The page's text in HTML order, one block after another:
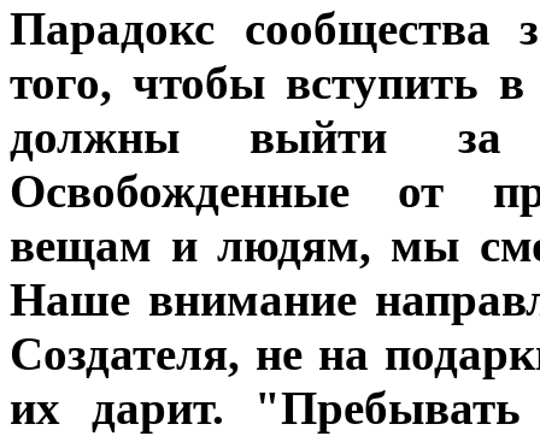
Парадокс сообщества
того, чтобы вступить
должны выйти за
Освобожденные от
вещам и людям, мы
Наше внимание
Создателя, не на
их дарит. "Пребывать